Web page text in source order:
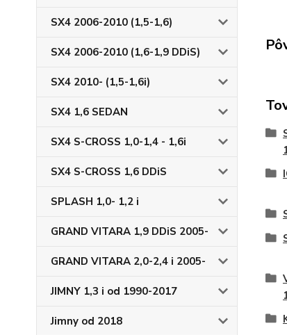
SX4 2006-2010 (1,5-1,6)
SX4 2006-2010 (1,6-1,9 DDiS)
SX4 2010- (1,5-1,6i)
SX4 1,6 SEDAN
SX4 S-CROSS 1,0-1,4 - 1,6i
SX4 S-CROSS 1,6 DDiS
SPLASH 1,0- 1,2 i
GRAND VITARA 1,9 DDiS 2005-
GRAND VITARA 2,0-2,4 i 2005-
JIMNY 1,3 i od 1990-2017
Jimny od 2018